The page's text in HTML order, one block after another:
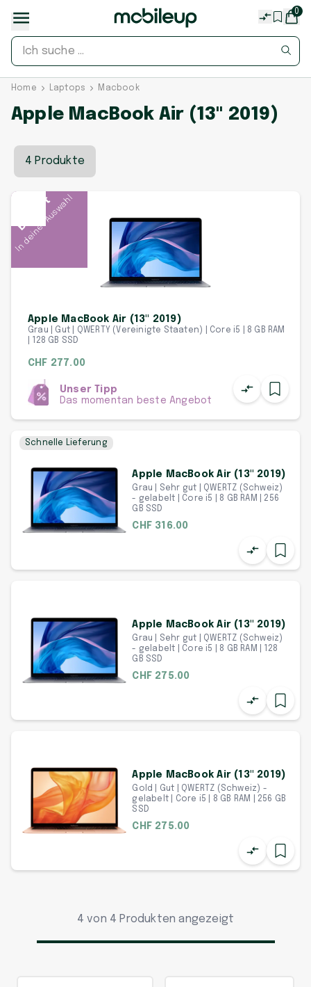
0
Home Laptops Macbook
Apple MacBook Air (13" 2019)
4 Produkte
Beliebt
In deiner Auswahl
Apple MacBook Air (13" 2019)
Grau | Gut | QWERTY (Vereinigte Staaten) | Core i5 | 8 GB RAM
| 128 GB SSD
CHF 277.00
Unser Tipp
Das momentan beste Angebot
Schnelle Lieferung
Apple MacBook Air (13" 2019)
Grau | Sehr gut | QWERTZ (Schweiz)
- gelabelt | Core i5 | 8 GB RAM | 256
GB SSD
CHF 316.00
Apple MacBook Air (13" 2019)
Grau | Sehr gut | QWERTZ (Schweiz)
- gelabelt | Core i5 | 8 GB RAM | 128
GB SSD
CHF 275.00
Apple MacBook Air (13" 2019)
Gold | Gut | QWERTZ (Schweiz) -
gelabelt | Core i5 | 8 GB RAM | 256 GB
SSD
CHF 275.00
4 von 4 Produkten angezeigt